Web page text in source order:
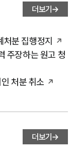
더보기
분 집행정지
주장하는 원고 청
처분 취소
더보기